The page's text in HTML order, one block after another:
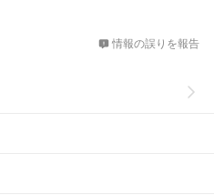
情報の誤りを報告